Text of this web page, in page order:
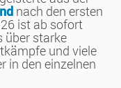
nach den ersten
ist ab sofort
über starke
und viele
in den einzelnen